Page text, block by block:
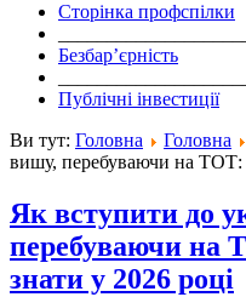
Сторінка профспілки
Безбар’єрність
Публічні інвестиції
Ви тут: Головна Головна
вишу, перебуваючи на ТОТ:
Як вступити до
перебуваючи на
знати у 2026 році